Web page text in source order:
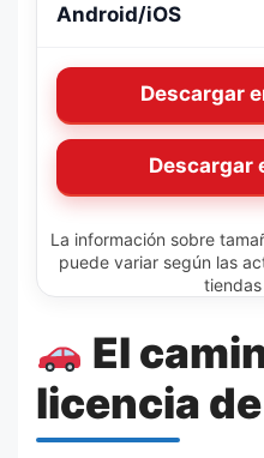
Android/iOS
Descargar
Descargar
La información sobre
puede variar según las
El
licencia